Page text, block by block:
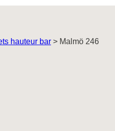
hauteur bar > Malmö 246